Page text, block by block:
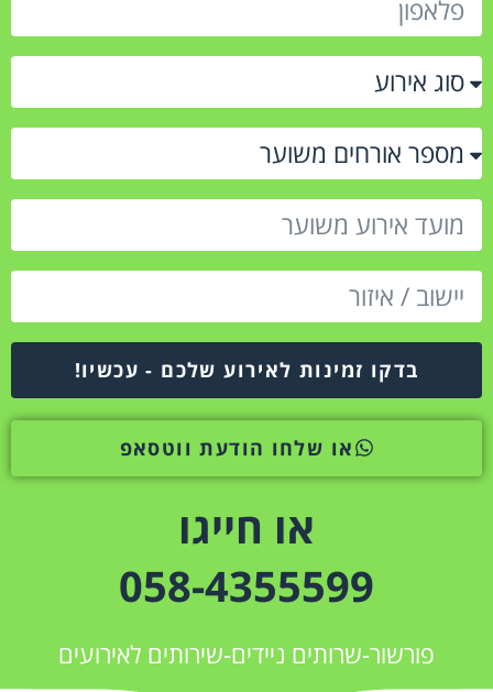
בדקו זמינות לאירוע שלכם - עכשיו!
או שלחו הודעת ווטסאפ
או חייגו
058-4355599
פורשור-שרותים ניידים-שירותים לאירועים